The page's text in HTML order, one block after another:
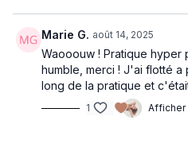
Marie G. août 14, 2025
Waooouw ! Pratique hyper
humble, merci ! J'ai flotté a
long de la pratique et
1 Afficher